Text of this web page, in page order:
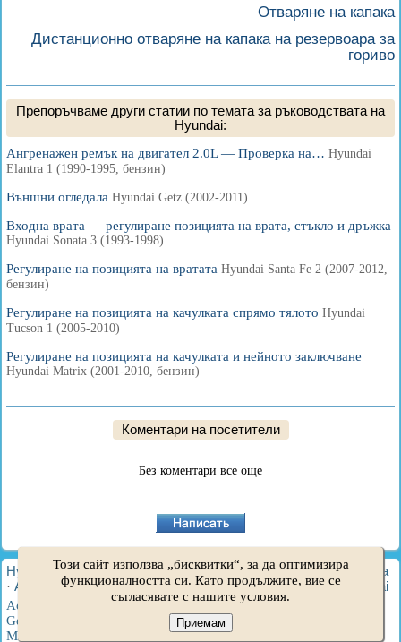
Отваряне на капака
Дистанционно отваряне на капака на резервоара за
гориво
Препоръчваме други статии по темата за ръководствата на
Hyundai:
Ангренажен ремък на двигател 2.0L — Проверка на… Hyundai
Elantra 1 (1990-1995, бензин)
Външни огледала Hyundai Getz (2002-2011)
Входна врата — регулиране позицията на врата, стъкло и дръжка
Hyundai Sonata 3 (1993-1998)
Регулиране на позицията на вратата Hyundai Santa Fe 2 (2007-2012,
бензин)
Регулиране на позицията на качулката спрямо тялото Hyundai
Tucson 1 (2005-2010)
Регулиране на позицията на качулката и нейното заключване
Hyundai Matrix (2001-2010, бензин)
Коментари на посетители
Без коментари все още
HyundaiBook.ru © 2018-2026·Пълна версия·Карта на сайта
· Администрация·Търсене в сайта ·Собственици на Hyundai
Accent 1 Accent 2·Accent 3 · Elantra 1 ·Elantra 2
Getz
Santa Fe 2·
Matrix
Този сайт използва „бисквитки“, за да оптимизира
функционалността си. Като продължите, вие се
съгласявате с нашите условия.
Приемам